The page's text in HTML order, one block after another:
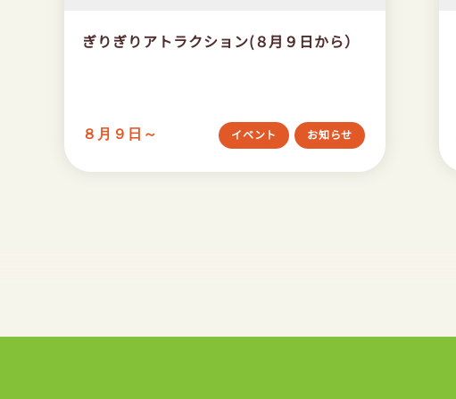
ぎりぎりアトラクション(８月９日から）
８月９日～ イベント お知らせ